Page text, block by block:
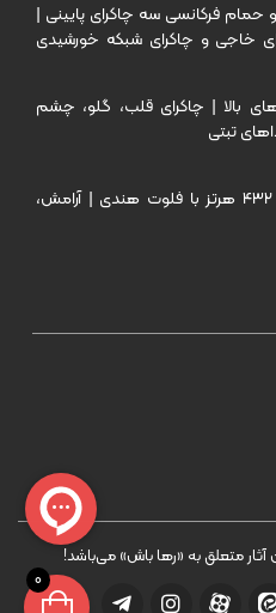
فرکانسی سه چاکرای پایینی |
خاجی و چاکرای شبکه خورشیدی
و نگرانی
بالا | چاکرای قلب، گلو، چشم
تبتی
موسیقی مدیتیشن ۴۳۲ هرتز با فلوت هندی | آرامش،
متعلق به «رها باش» می‌باشد!
0